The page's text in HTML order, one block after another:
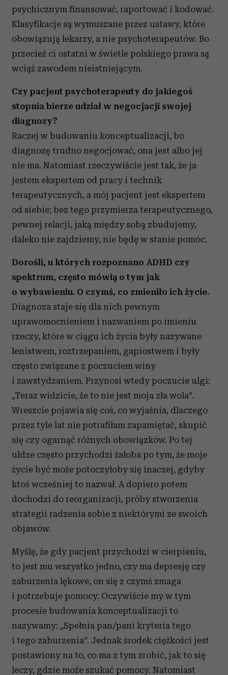
psychicznym finansować, raportować i kodować.
Klasyfikacje są wymuszane przez ustawy, które
obowiązują lekarzy, a nie psychoterapeutów. Bo
przecież ci ostatni w świetle polskiego prawa są
wciąż zawodem nieistniejącym.
Czy pacjent psychoterapeuty do jakiegoś
stopnia bierze udział w negocjacji swojej
diagnozy?
Raczej w budowaniu konceptualizacji, bo
diagnozę trudno negocjować, ona jest albo jej
nie ma. Natomiast rzeczywiście jest tak, że ja
jestem ekspertem od pracy i technik
terapeutycznych, a mój pacjent jest ekspertem
od siebie; bez tego przymierza terapeutycznego,
pewnej relacji, jaką między sobą zbudujemy,
daleko nie zajdziemy, nie będę w stanie pomóc.
Dorośli, u których rozpoznano ADHD czy
spektrum, często mówią o tym jak
o wybawieniu. O czymś, co zmieniło ich życie.
Diagnoza staje się dla nich pewnym
uprawomocnieniem i nazwaniem po imieniu
rzeczy, które w ciągu ich życia były nazywane
lenistwem, roztrzepaniem, gapiostwem i były
często związane z poczuciem winy
i zawstydzaniem. Przynosi wtedy poczucie ulgi:
„Teraz widzicie, że to nie jest moja zła wola”.
Wreszcie pojawia się coś, co wyjaśnia, dlaczego
przez tyle lat nie potrafiłam zapamiętać, skupić
się czy ogarnąć różnych obowiązków. Po tej
uldze często przychodzi żałoba po tym, że moje
życie być może potoczyłoby się inaczej, gdyby
ktoś wcześniej to nazwał. A dopiero potem
dochodzi do reorganizacji, próby stworzenia
strategii radzenia sobie z niektórymi ze swoich
objawów.
Myślę, że gdy pacjent przychodzi w cierpieniu,
to jest mu wszystko jedno, czy ma depresję czy
zaburzenia lękowe, on się z czymś zmaga
i potrzebuje pomocy. Oczywiście my w tym
procesie budowania konceptualizacji to
nazywamy: „Spełnia pan/pani kryteria tego
i tego zaburzenia”. Jednak środek ciężkości jest
postawiony na to, co ma z tym zrobić, jak to się
leczy, gdzie może szukać pomocy. Natomiast